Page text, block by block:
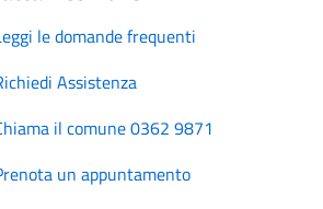
le domande frequenti
Assistenza
il comune 0362 9871
un appuntamento